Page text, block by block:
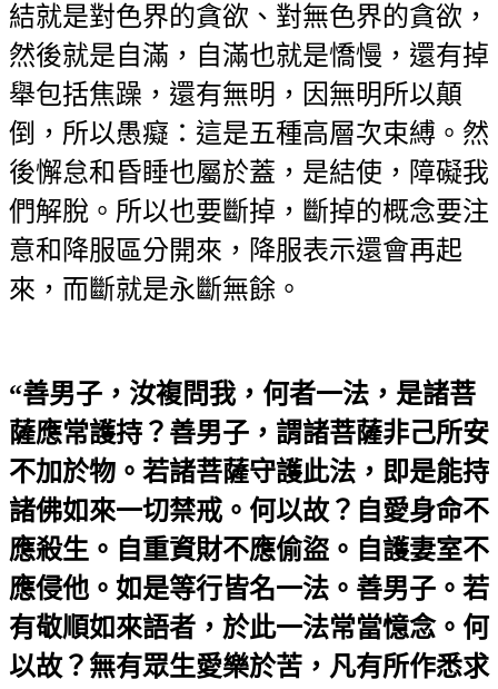
結就是對色界的貪欲、對無色界的貪欲，
然後就是自滿，自滿也就是憍慢，還有掉
舉包括焦躁，還有無明，因無明所以顛
倒，所以愚癡：這是五種高層次束縛。然
後懈怠和昏睡也屬於蓋，是結使，障礙我
們解脫。所以也要斷掉，斷掉的概念要注
意和降服區分開來，降服表示還會再起
來，而斷就是永斷無餘。
“善男子，汝複問我，何者一法，是諸菩
薩應常護持？善男子，謂諸菩薩非己所安
不加於物。若諸菩薩守護此法，即是能持
諸佛如來一切禁戒。何以故？自愛身命不
應殺生。自重資財不應偷盜。自護妻室不
應侵他。如是等行皆名一法。善男子。若
有敬順如來語者，於此一法常當憶念。何
以故？無有眾生愛樂於苦，凡有所作悉求